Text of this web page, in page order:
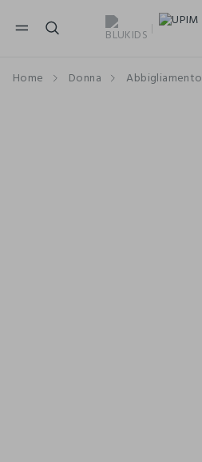
NAVIGATION.ARIA.GOTOMAINCONTENT
Home Donna Abbigliamento